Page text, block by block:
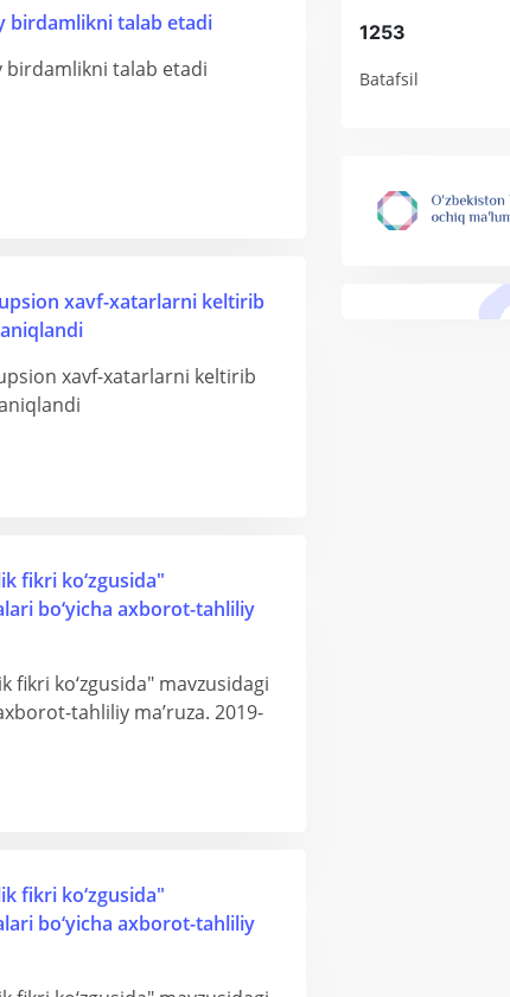
birdamlikni talab etadi
talab etadi
xavf-xatarlarni keltirib
xavf-xatarlarni keltirib
fikri ko‘zgusida"
bo‘yicha axborot-tahliliy
ko‘zgusida" mavzusidagi
tahliliy ma’ruza. 2019-
fikri ko‘zgusida"
bo‘yicha axborot-tahliliy
1253
Batafsil